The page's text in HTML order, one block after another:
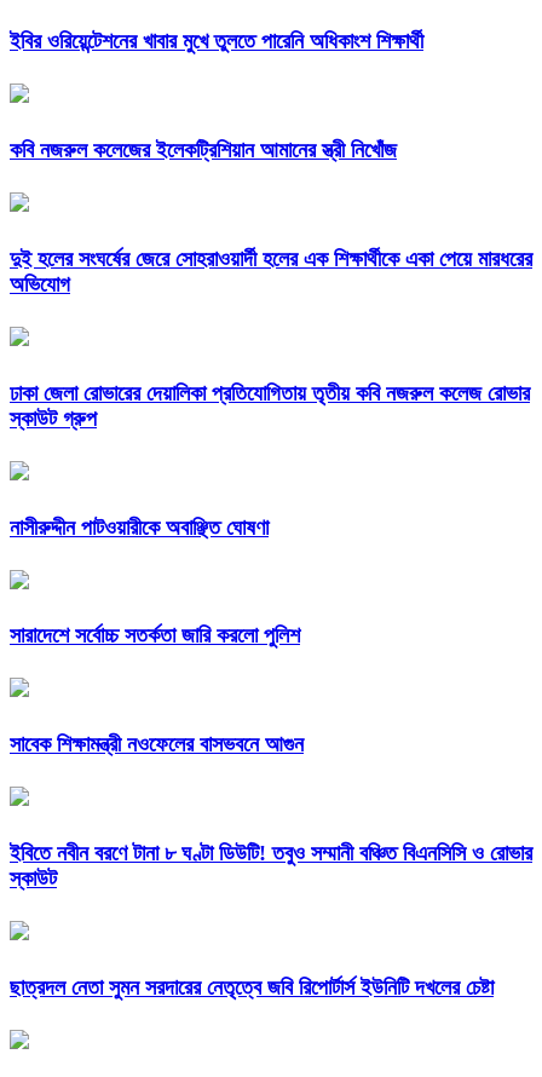
ইবির ওরিয়েন্টেশনের খাবার মুখে তুলতে পারেনি অধিকাংশ শিক্ষার্থী
কবি নজরুল কলেজের ইলেকট্রিশিয়ান আমানের স্ত্রী নিখোঁজ
দুই হলের সংঘর্ষের জেরে সোহরাওয়ার্দী হলের এক শিক্ষার্থীকে একা পেয়ে মারধরের
অভিযোগ
ঢাকা জেলা রোভারের দেয়ালিকা প্রতিযোগিতায় তৃতীয় কবি নজরুল কলেজ রোভার
স্কাউট গ্রুপ
নাসীরুদ্দীন পাটওয়ারীকে অবাঞ্ছিত ঘোষণা
সারাদেশে সর্বোচ্চ সতর্কতা জারি করলো পুলিশ
সাবেক শিক্ষামন্ত্রী নওফেলের বাসভবনে আগুন
ইবিতে নবীন বরণে টানা ৮ ঘণ্টা ডিউটি! তবুও সম্মানী বঞ্চিত বিএনসিসি ও রোভার
স্কাউট
ছাত্রদল নেতা সুমন সরদারের নেতৃত্বে জবি রিপোর্টার্স ইউনিটি দখলের চেষ্টা